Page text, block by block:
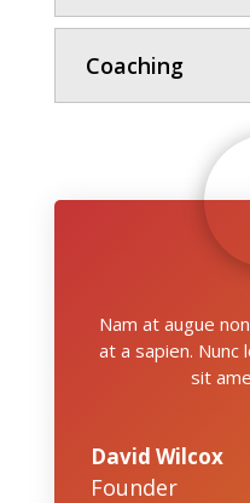
Coaching
Nam at augue
at a sapien.
sit
David Wilcox
Founder